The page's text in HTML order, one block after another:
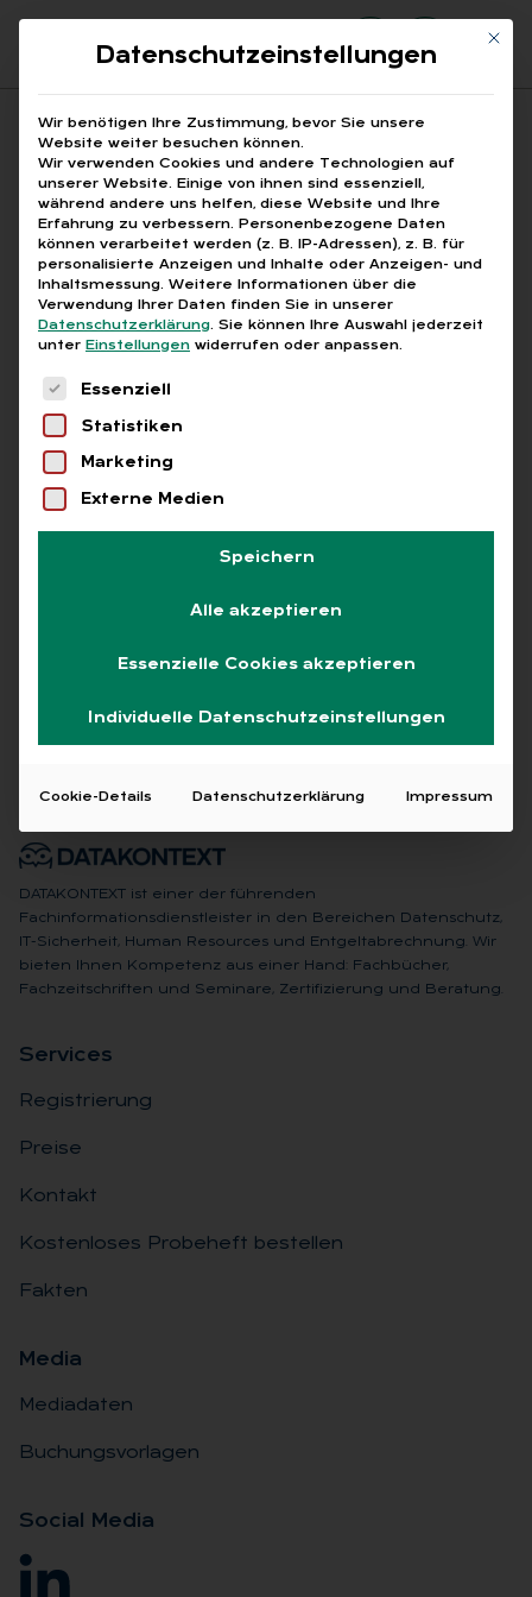
Suchfeld
Suchen
Breadcrumb-Navigation
STARTSEITE FACHKRÄFTESICHERUNG 2025
Alle Bei­trä­ge mit dem
Schlag­wort „Fach­kräf­te­
si­che­rung 2025“
Alle Free Abo L+G +
Keine Beiträge gefunden
DATAKONTEXT ist einer der führenden
Fachinformationsdienstleister in den Bereichen Datenschutz,
IT-Sicherheit, Human Resources und Entgeltabrechnung. Wir
bieten Ihnen Kompetenz aus einer Hand: Fachbücher,
Fachzeitschriften und Seminare, Zertifizierung und Beratung.
Ser­vices
Registrierung
Preise
Kontakt
Kostenloses Probeheft bestellen
Fakten
Me­dia
Mediadaten
Buchungsvorlagen
So­ci­al Me­dia
Mit
Datenschutzeinstellungen
Wir benötigen Ihre Zustimmung, bevor Sie unsere
Website weiter besuchen können.
Wir verwenden Cookies und andere Technologien auf
unserer Website. Einige von ihnen sind essenziell,
während andere uns helfen, diese Website und Ihre
Erfahrung zu verbessern. Personenbezogene Daten
können verarbeitet werden (z. B. IP-Adressen), z. B. für
personalisierte Anzeigen und Inhalte oder Anzeigen- und
Inhaltsmessung. Weitere Informationen über die
Verwendung Ihrer Daten finden Sie in unserer
Datenschutzerklärung. Sie können Ihre Auswahl jederzeit
unter Einstellungen widerrufen oder anpassen.
Es folgt eine Liste der Service-Gruppen, für
Essenziell
Statistiken
Marketing
Externe Medien
Speichern
Alle akzeptieren
Essenzielle Cookies akzeptieren
Individuelle Datenschutzeinstellungen
Cookie-Details Datenschutzerklärung Impressum